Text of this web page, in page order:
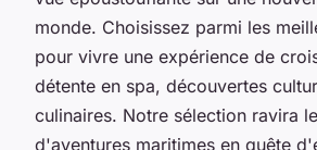
monde. Choisissez parmi les
pour vivre une expérience de
détente en spa, découvertes
culinaires. Notre sélection ravira
d'aventures maritimes en quête